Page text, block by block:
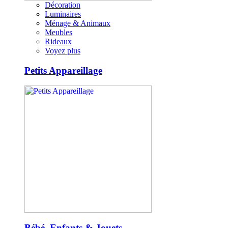
Décoration
Luminaires
Ménage & Animaux
Meubles
Rideaux
Voyez plus
Petits Appareillage